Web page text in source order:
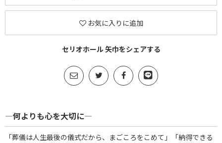
お気に入りに追加
セリオホール 矢巾をシェアする
―何よりも心を大切に―
「葬儀は人生最後の儀式だから、まごころをこめて」「納得できる